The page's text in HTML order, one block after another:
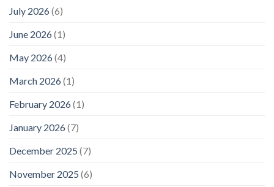
July 2026(6)
June 2026(1)
May 2026(4)
March 2026(1)
February 2026(1)
January 2026(7)
December 2025 (7)
November 2025 (6)